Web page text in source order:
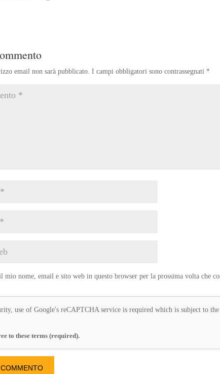
email non sarà pubblicato. I campi obbligatori sono contrassegnati *
mio nome, email e sito web in questo browser per la prossima volta che
use of Google's reCAPTCHA service is required which is subject to
to these terms (required).